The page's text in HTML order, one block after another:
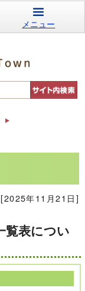
メニュー
[2025年11月21日]
覧表につい